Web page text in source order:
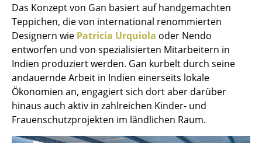
Couchtische
Schreibtische
Sekretäre & PC-Tische
Konferenztische
Stehtische & Stehpulte
Kindertische
Das Konzept von Gan basiert auf handgemachten
Teppichen, die von international renommierten
Designern wie Patricia Urquiola oder Nendo
entworfen und von spezialisierten Mitarbeitern in
Indien produziert werden. Gan kurbelt durch seine
andauernde Arbeit in Indien einerseits lokale
Ökonomien an, engagiert sich dort aber darüber
hinaus auch aktiv in zahlreichen Kinder- und
Frauenschutzprojekten im ländlichen Raum.